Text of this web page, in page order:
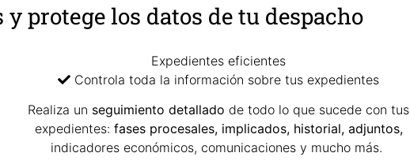
protege los datos de tu despacho
Expedientes eficientes
Controla toda la información sobre tus expedientes
Realiza un seguimiento detallado de todo lo que sucede con tus
expedientes: fases procesales, implicados, historial, adjuntos,
indicadores económicos, comunicaciones y mucho más.